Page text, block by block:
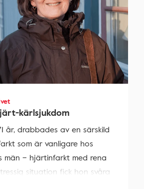
kärlsjukdom
år, drabbades av en särskild
som är vanligare hos
män – hjärtinfarkt med rena
situation fick hon svåra